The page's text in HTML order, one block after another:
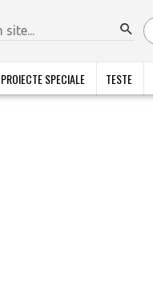
PROIECTE SPECIALE TESTE